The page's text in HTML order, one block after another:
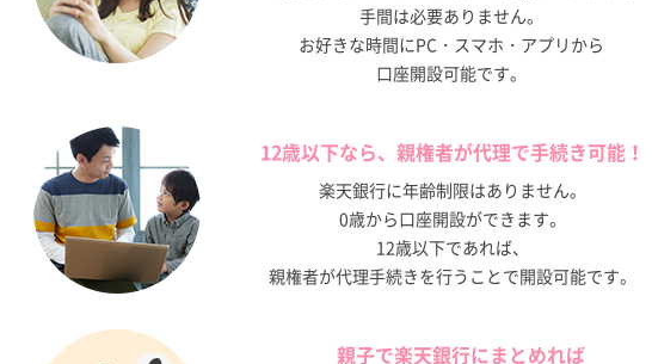
手間は必要ありません。
お好きな時間にPC・スマホ・アプリから
口座開設可能です。
12歳以下なら、親権者が代理で手続き可能！
楽天銀行に年齢制限はありません。
0歳から口座開設ができます。
12歳以下であれば、
親権者が代理手続きを行うことで開設可能です。
親子で楽天銀行にまとめれば